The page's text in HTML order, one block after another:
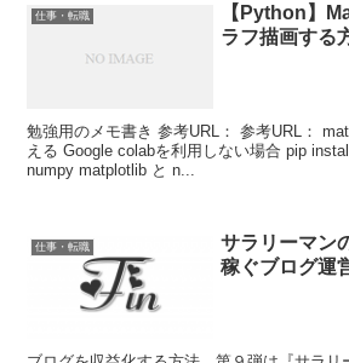
仕事・転職
【Python】
ラフ描画する
勉強用のメモ書き 参考URL： 参考URL：
える Google colabを利用しない場合 pip
numpy matplotlib と n...
仕事・転職
サラリーマン
稼ぐブログ運